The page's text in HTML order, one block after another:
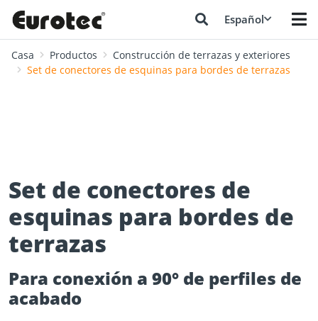
Español
Casa Productos
Construcción de terrazas y exteriores
Set de conectores de esquinas para bordes de terrazas
Set de conectores de
esquinas para bordes de
terrazas
Para conexión a 90° de perfiles de
acabado